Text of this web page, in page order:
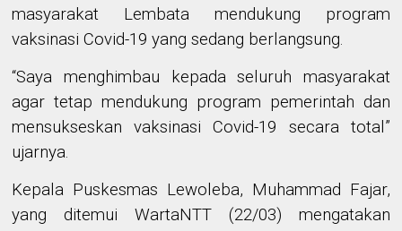
masyarakat Lembata mendukung program
vaksinasi Covid-19 yang sedang berlangsung.
“Saya menghimbau
kepada seluruh masyarakat
agar tetap mendukung program pemerintah dan
mensukseskan vaksinasi Covid-19 secara total ”
ujarnya.
Kepala Puskesmas Lewoleba, Muhammad Fajar,
yang ditemui WartaNTT (22/03) mengatakan